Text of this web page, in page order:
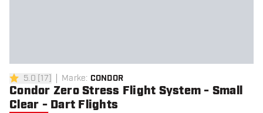
5 Bewertungssterne
5.0 [17] Marke: CONDOR
Condor Zero Stress Flight System - Small
Clear - Dart Flights